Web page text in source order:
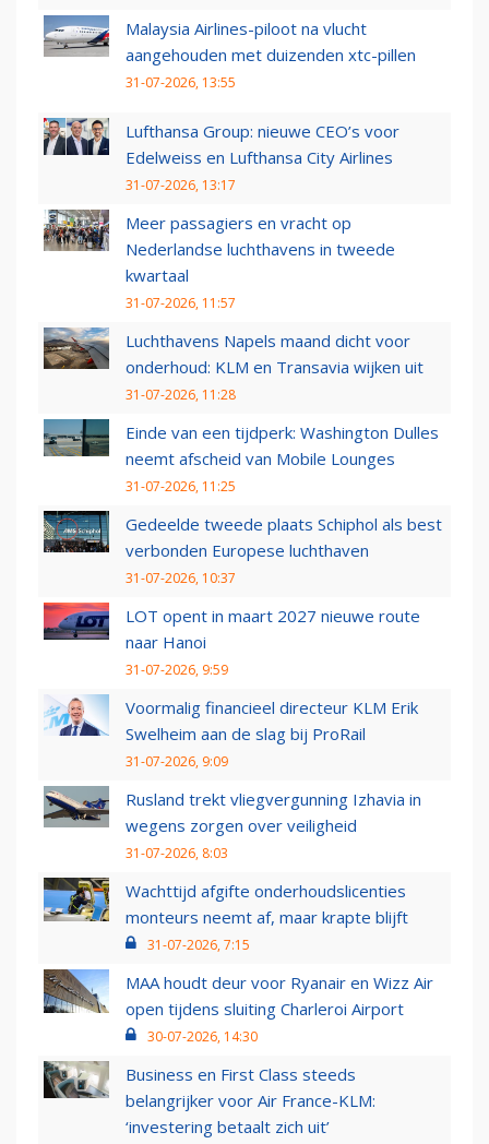
Malaysia Airlines-piloot na vlucht
aangehouden met duizenden xtc-pillen
31-07-2026, 13:55
Lufthansa Group: nieuwe CEO’s voor
Edelweiss en Lufthansa City Airlines
31-07-2026, 13:17
Meer passagiers en vracht op
Nederlandse luchthavens in tweede
kwartaal
31-07-2026, 11:57
Luchthavens Napels maand dicht voor
onderhoud: KLM en Transavia wijken uit
31-07-2026, 11:28
Einde van een tijdperk: Washington Dulles
neemt afscheid van Mobile Lounges
31-07-2026, 11:25
Gedeelde tweede plaats Schiphol als best
verbonden Europese luchthaven
31-07-2026, 10:37
LOT opent in maart 2027 nieuwe route
naar Hanoi
31-07-2026, 9:59
Voormalig financieel directeur KLM Erik
Swelheim aan de slag bij ProRail
31-07-2026, 9:09
Rusland trekt vliegvergunning Izhavia in
wegens zorgen over veiligheid
31-07-2026, 8:03
Wachttijd afgifte onderhoudslicenties
monteurs neemt af, maar krapte blijft
31-07-2026, 7:15
MAA houdt deur voor Ryanair en Wizz Air
open tijdens sluiting Charleroi Airport
30-07-2026, 14:30
Business en First Class steeds
belangrijker voor Air France-KLM:
‘investering betaalt zich uit’